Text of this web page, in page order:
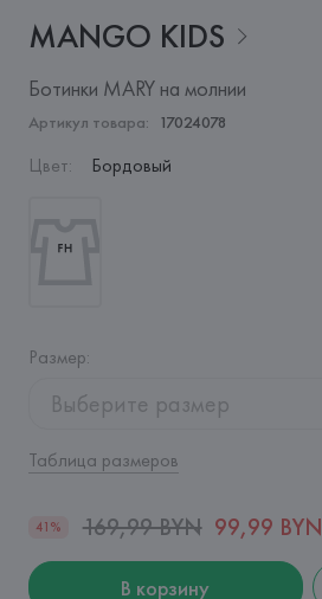
MANGO KIDS
Ботинки MARY на молнии
Артикул товара: 17024078
Цвет: Бордовый
Размер:
Выберите размер
Таблица размеров
41% 169,99 BYN 99,99 BYN
В корзину